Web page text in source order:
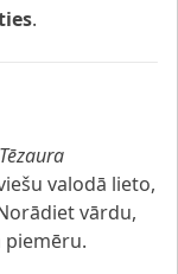
.
Tēzaura
valodā lieto,
vārdu,